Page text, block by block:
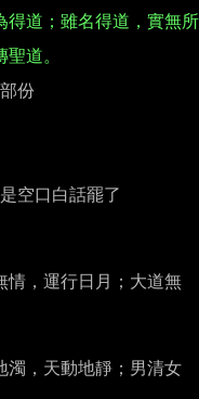
得道；雖名得道，實無所
道。
份
空口白話罷了
情，運行日月；大道無
濁，天動地靜；男清女